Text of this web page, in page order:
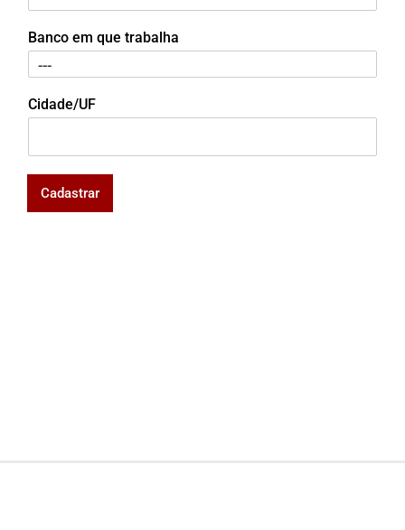
Banco em que trabalha
Cidade/UF
Cadastrar